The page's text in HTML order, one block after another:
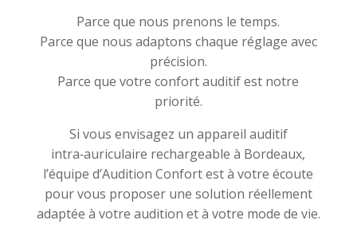
Parce que nous prenons le temps.
Parce que nous adaptons chaque réglage avec
précision.
Parce que votre confort auditif est notre
priorité.
Si vous envisagez un appareil auditif
intra‑auriculaire rechargeable à Bordeaux,
l’équipe d’Audition Confort est à votre écoute
pour vous proposer une solution réellement
adaptée à votre audition et à votre mode de vie.